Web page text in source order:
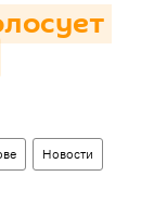
Новости